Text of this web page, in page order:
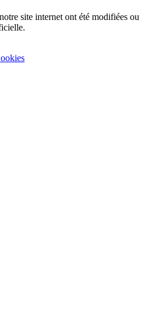
site internet ont été modifiées ou